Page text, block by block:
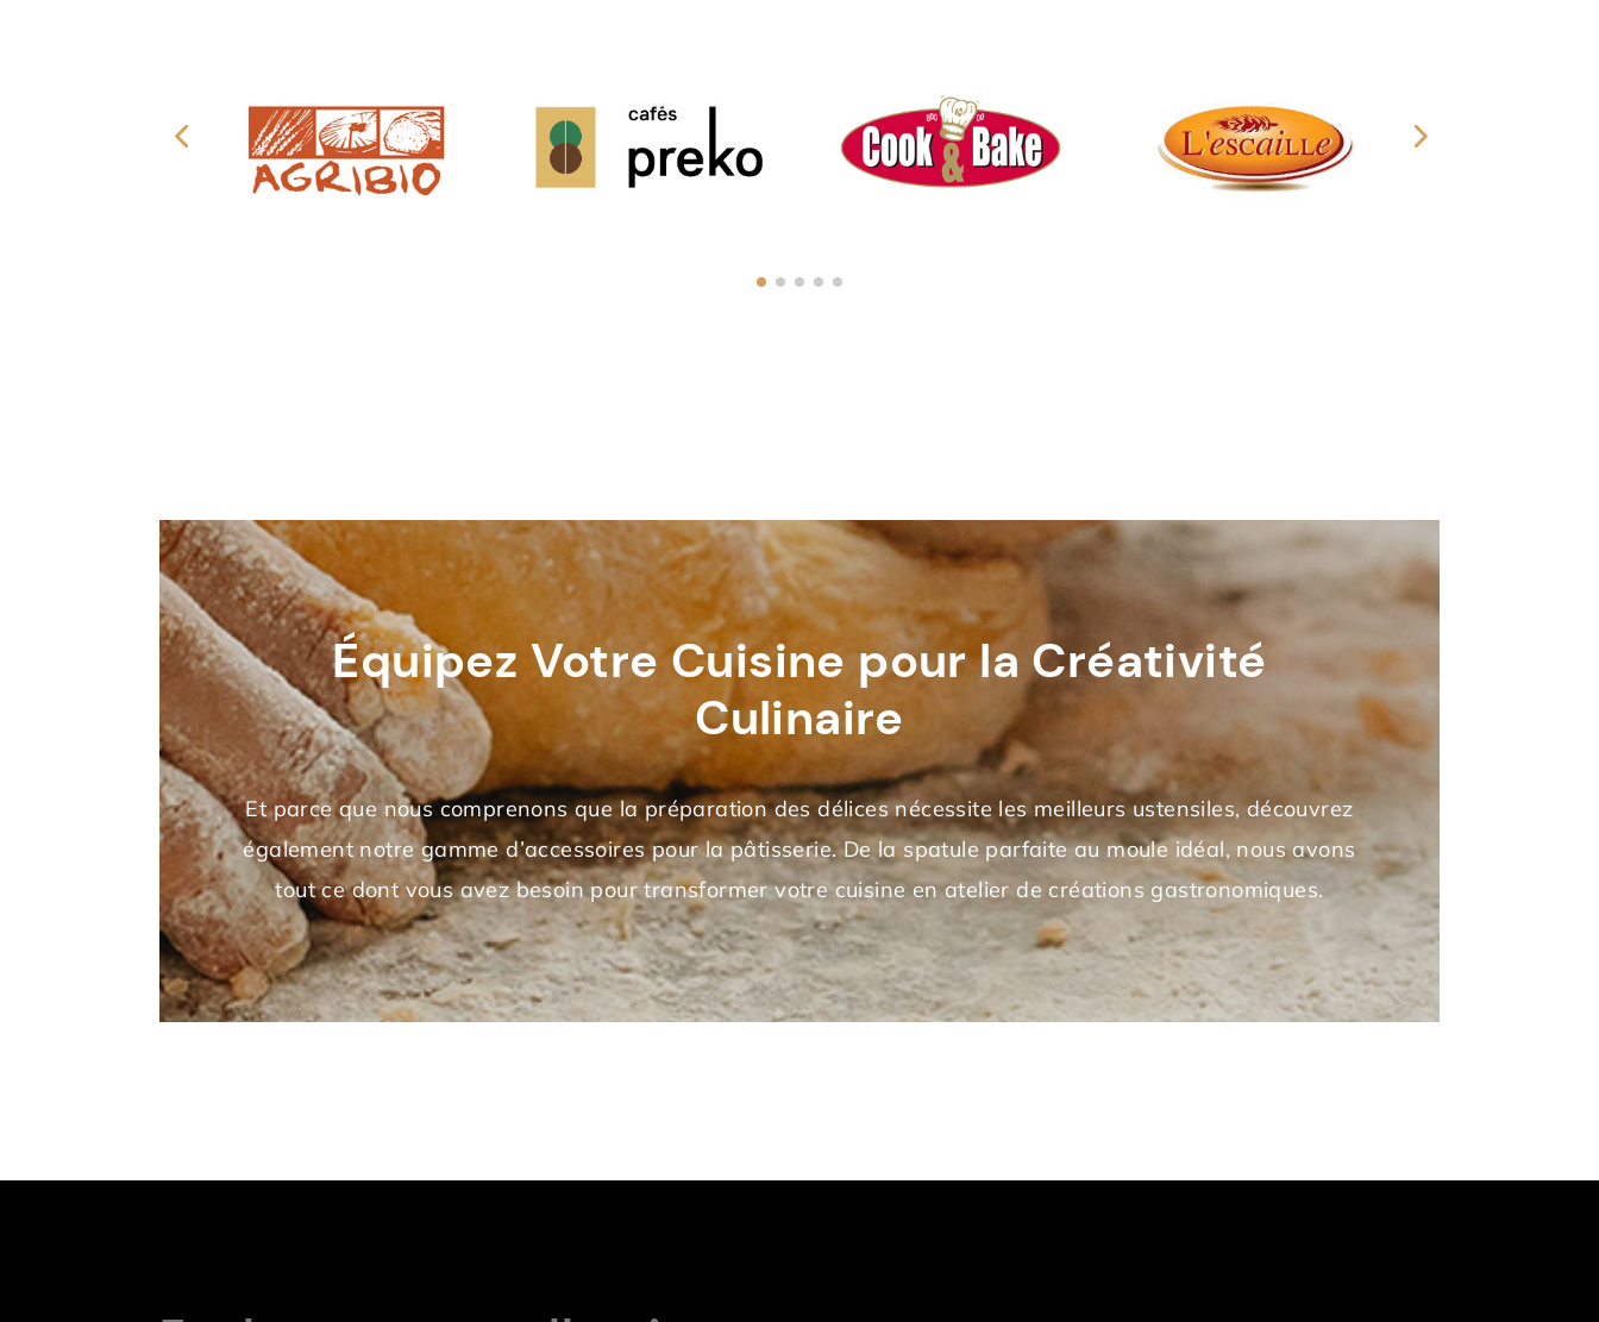
Équipez Votre Cuisine pour la Créativité
Culinaire
Et parce que nous comprenons que la préparation des délices nécessite les meilleurs ustensiles, découvrez
également notre gamme d’accessoires pour la pâtisserie. De la spatule parfaite au moule idéal, nous avons
tout ce dont vous avez besoin pour transformer votre cuisine en atelier de créations gastronomiques.